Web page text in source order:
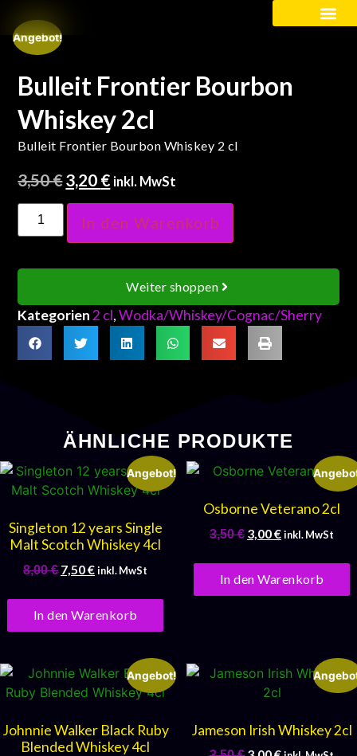
Angebot!
Bulleit Frontier Bourbon
Whiskey 2cl
Bulleit Frontier Bourbon Whiskey 2 cl
3,50€3,20 € inkl. MwSt
In den Warenkorb
Weiter shoppen
Kategorien 2 cl,Wodka/Whiskey/Cognac/Sherry
ÄHNLICHE PRODUKTE
Angebot!
Singleton 12 years Single
Malt Scotch Whiskey 4cl
8,00€ 7,50€inkl. MwSt
In den Warenkorb
Osborne Veterano 2cl
3,50€ 3,00€inkl. MwSt
In den Warenkorb
Angebot!
Johnnie Walker Black Ruby
Blended Whiskey 4cl
Jameson Irish Whiskey 2cl